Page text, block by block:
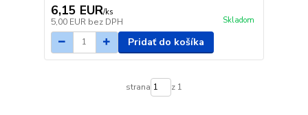
6,15 EUR/ks
5,00 EUR bez DPH Skladom
Pridať do košíka
strana z 1